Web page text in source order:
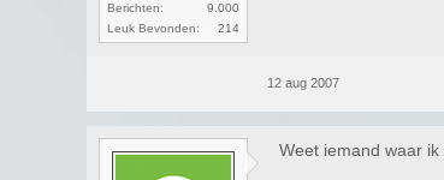
Berichten:
9.000
Leuk Bevonden:
214
12 aug 2007
Weet iemand waar